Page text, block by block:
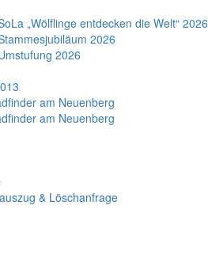
„Wölflinge entdecken die Welt“ 2026
2026
2026
am Neuenberg
am Neuenberg
& Löschanfrage